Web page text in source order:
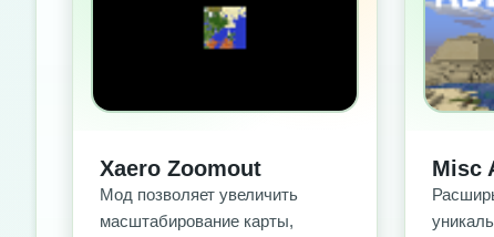
Xaero Zoomout
Мод позволяет увеличить
масштабирование карты,
Misc